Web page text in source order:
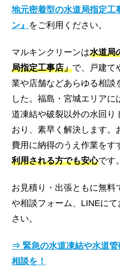
地元密着型の水道局指定工
ン』 をご利用ください。
マルキンクリーンは水道局
局指定工事店」で、戸建て
業や店舗などあらゆる相談
した。福島・宮城エリアに
道凍結や破裂以外の水回り
おり、素早く解決します。
費用に納得のうえ作業をす
利用される方でも安心です。
お見積り・出張ともに無料
や相談フォーム、LINEに
さい。
⇒ 緊急の水道凍結や水道
相談を！